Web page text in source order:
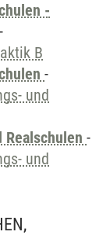
-
-
B
-
und
Realschulen -
und